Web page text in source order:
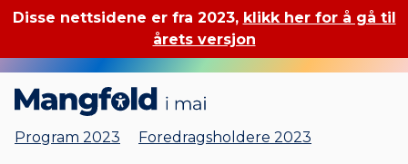
Disse nettsidene er fra 2023, klikk her for å gå til
årets versjon
Program 2023 Foredragsholdere 2023